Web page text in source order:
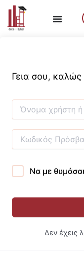
Μετάβαση
περιεχόμενο
Γεια σου,
Να με
Δεν έχεις